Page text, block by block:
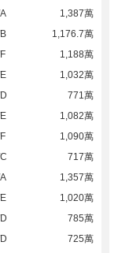
1,387萬
1,176.7萬
1,188萬
1,032萬
771萬
1,082萬
1,090萬
717萬
1,357萬
1,020萬
785萬
725萬